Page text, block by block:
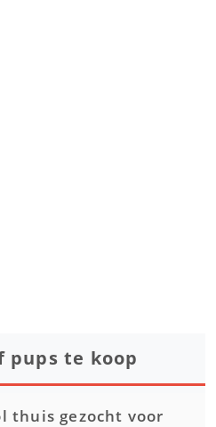
pups te koop
thuis gezocht voor